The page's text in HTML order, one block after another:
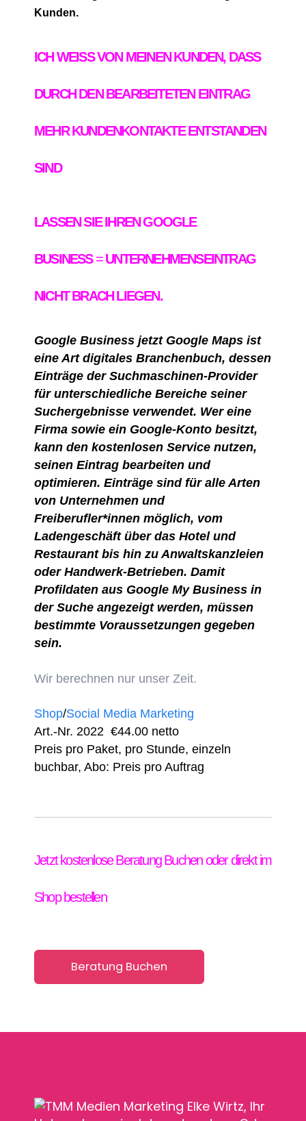
Kunden.
ICH WEISS VON MEINEN KUNDEN, DASS
DURCH DEN BEARBEITETEN EINTRAG
MEHR KUNDENKONTAKTE ENTSTANDEN
SIND
LASSEN SIE IHREN GOOGLE
BUSINESS=UNTERNEHMENSEINTRAG
NICHT BRACH LIEGEN.
Google Business jetzt Google Maps ist
eine Art digitales Branchenbuch, dessen
Einträge der Suchmaschinen-Provider
für unterschiedliche Bereiche seiner
Suchergebnisse verwendet. Wer eine
Firma sowie ein Google-Konto besitzt,
kann den kostenlosen Service nutzen,
seinen Eintrag bearbeiten und
optimieren. Einträge sind für alle Arten
von Unternehmen und
Freiberufler*innen möglich, vom
Ladengeschäft über das Hotel und
Restaurant bis hin zu Anwaltskanzleien
oder Handwerk-Betrieben. Damit
Profildaten aus Google My Business in
der Suche angezeigt werden, müssen
bestimmte Voraussetzungen gegeben
sein.
Wir berechnen nur unser Zeit.
Shop/Social Media Marketing
Art.-Nr. 2022 €44.00 netto
Preis pro Paket, pro Stunde, einzeln
buchbar, Abo: Preis pro Auftrag
Jetzt kostenlose Beratung Buchen oder direkt im
Shop bestellen
Beratung Buchen